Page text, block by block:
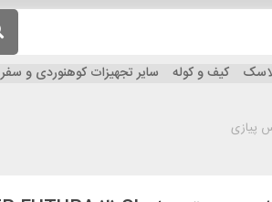
کیف و کوله سایر تجهیزات کوهنوردی و سفر